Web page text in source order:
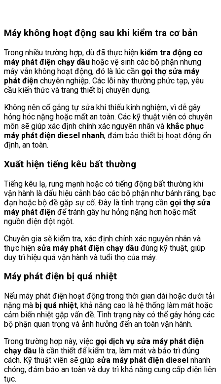
Máy không hoạt động sau khi kiểm tra cơ bản
Trong nhiều trường hợp, dù đã thực hiện kiểm tra động cơ
máy phát điện chạy dầu hoặc vệ sinh các bộ phận nhưng
máy vẫn không hoạt động, đó là lúc cần gọi thợ sửa máy
phát điện chuyên nghiệp. Các lỗi này thường phức tạp, yêu
cầu kiến thức và trang thiết bị chuyên dụng.
Không nên cố gắng tự sửa khi thiếu kinh nghiệm, vì dễ gây
hỏng hóc nặng hoặc mất an toàn. Các kỹ thuật viên có chuyên
môn sẽ giúp xác định chính xác nguyên nhân và khắc phục
máy phát điện diesel nhanh, đảm bảo thiết bị hoạt động ổn
định, an toàn.
Xuất hiện tiếng kêu bất thường
Tiếng kêu lạ, rung mạnh hoặc có tiếng động bất thường khi
vận hành là dấu hiệu cảnh báo các bộ phận như bánh răng, bạc
đạn hoặc bộ đề gặp sự cố. Đây là tình trạng cần gọi thợ sửa
máy phát điện để tránh gây hư hỏng nặng hơn hoặc mất
nguồn điện đột ngột.
Chuyên gia sẽ kiểm tra, xác định chính xác nguyên nhân và
thực hiện sửa máy phát điện chạy dầu đúng kỹ thuật, giúp
duy trì hiệu quả vận hành và tuổi thọ của máy.
Máy phát điện bị quá nhiệt
Nếu máy phát điện hoạt động trong thời gian dài hoặc dưới tải
nặng mà bị quá nhiệt, khả năng cao là hệ thống làm mát hoặc
cảm biến nhiệt gặp vấn đề. Tình trạng này có thể gây hỏng các
bộ phận quan trọng và ảnh hưởng đến an toàn vận hành.
Trong trường hợp này, việc gọi dịch vụ sửa máy phát điện
chạy dầu là cần thiết để kiểm tra, làm mát và bảo trì đúng
cách. Kỹ thuật viên sẽ giúp sửa máy phát điện diesel nhanh
chóng, đảm bảo an toàn và duy trì khả năng cung cấp điện liên
tục.